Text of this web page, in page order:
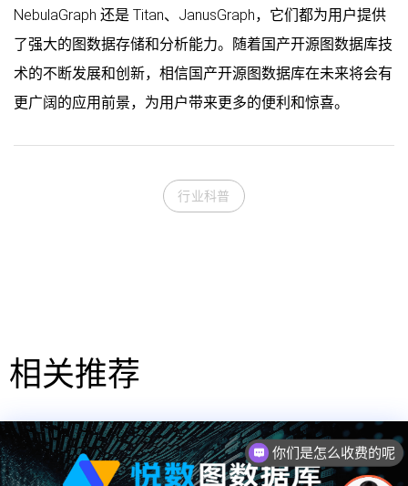
NebulaGraph 还是 Titan、JanusGraph，它们都为用户提供
了强大的图数据存储和分析能力。随着国产开源图数据库技
术的不断发展和创新，相信国产开源图数据库在未来将会有
更广阔的应用前景，为用户带来更多的便利和惊喜。
行业科普
相关推荐
你们是怎么收费的呢